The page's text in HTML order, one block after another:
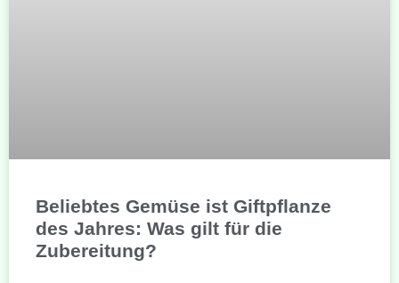
Beliebtes Gemüse ist Giftpflanze
des Jahres: Was gilt für die
Zubereitung?